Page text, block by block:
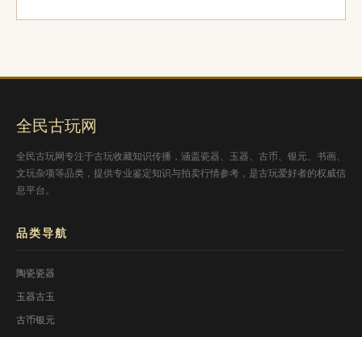
全民古玩网
全民古玩网专注于古玩收藏知识传播，涵盖瓷器、玉器、古币、银元、书画、
文玩杂项等品类，提供专业鉴定知识与拍卖行情参考，是古玩爱好者的权威信
息平台。
品类导航
陶瓷瓷器
玉器古玉
古币银元